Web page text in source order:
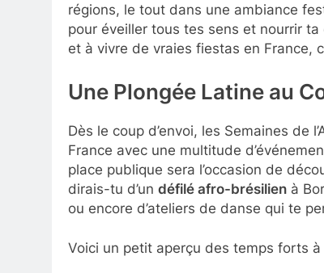
régions, le tout dans une ambiance
pour éveiller tous tes sens et nourrir
et à vivre de vraies fiestas en France,
Une Plongée Latine au
Dès le coup d’envoi, les Semaines de
France avec une multitude
place publique sera l’occasion de
dirais-tu d’un défilé afro-brésilien à
ou encore d’ateliers de danse qui te
Voici un petit aperçu des temps forts